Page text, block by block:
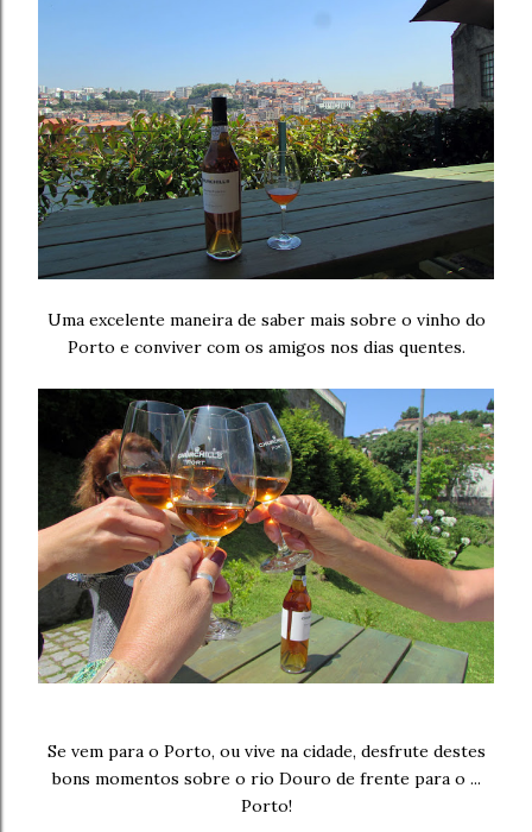
Uma excelente maneira de saber mais sobre o vinho do
Porto e conviver com os amigos nos dias quentes.
Se vem para o Porto, ou vive na cidade, desfrute destes
bons momentos sobre o rio Douro de frente para o ...
Porto!